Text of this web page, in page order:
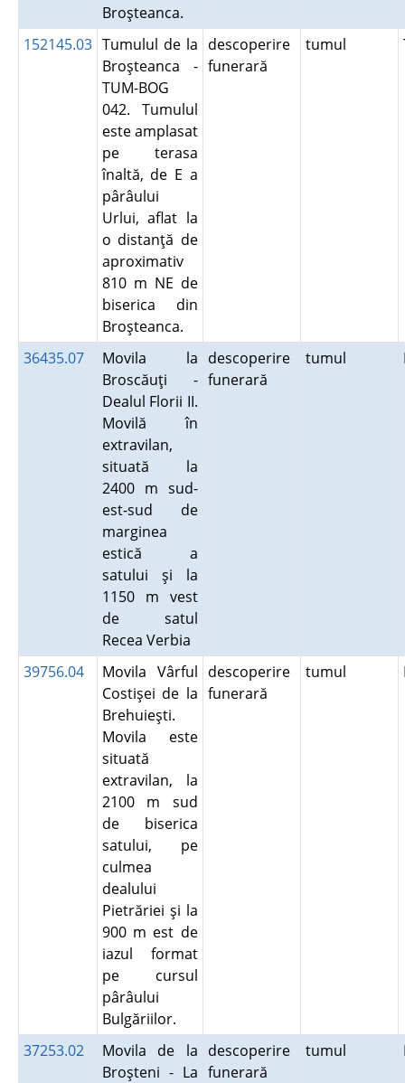
Broşteanca.
152145.03 Tumulul de la
Broşteanca -
TUM-BOG
042. Tumulul
este amplasat
pe terasa
înaltă, de E a
pârâului
Urlui, aflat la
o distanţă de
aproximativ
810 m NE de
biserica din
Broşteanca.
descoperire
funerară
tumul
36435.07
Movila la
Broscăuţi -
Dealul Florii II.
Movilă în
extravilan,
situată la
2400 m sud-
est-sud de
marginea
estică a
satului şi la
1150 m vest
de satul
Recea Verbia
descoperire
funerară
tumul
39756.04
Movila Vârful
Costişei de la
Brehuieşti.
Movila este
situată
extravilan, la
2100 m sud
de biserica
satului, pe
culmea
dealului
Pietrăriei şi la
900 m est de
iazul format
pe cursul
pârâului
Bulgăriilor.
descoperire
funerară
tumul
37253.02
Movila de la
Broşteni - La
descoperire
funerară
tumul